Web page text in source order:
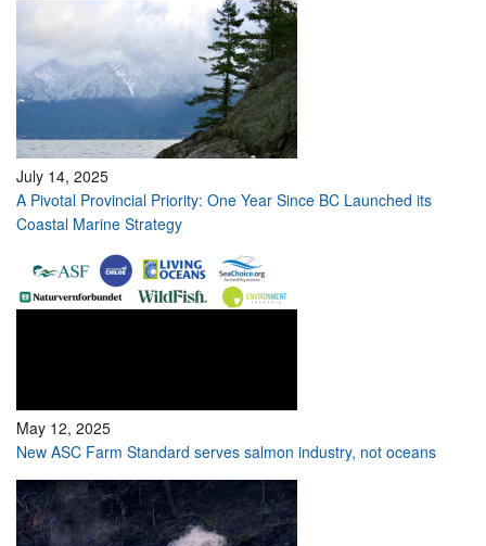
July 14, 2025
A Pivotal Provincial Priority: One Year Since BC Launched its
Coastal Marine Strategy
May 12, 2025
New ASC Farm Standard serves salmon industry, not oceans